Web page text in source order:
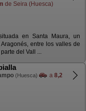
de Seira (Huesca)
en Santa Maura, un
entre los valles de
del Vall ...
(Huesca) a 8,2